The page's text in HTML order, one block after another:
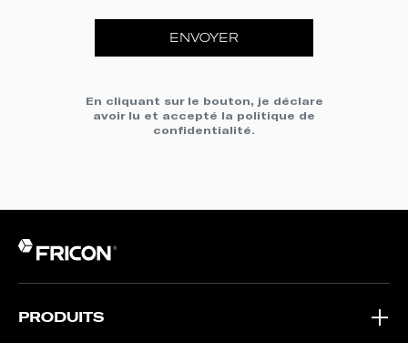
En cliquant sur le bouton, je déclare
avoir lu et accepté la politique de
confidentialité.
ENVOYER
PRODUITS